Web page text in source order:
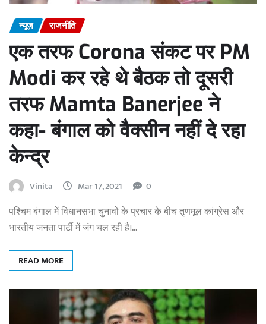
न्यूज़ राजनीति
एक तरफ Corona संकट पर PM
Modi कर रहे थे बैठक तो दूसरी
तरफ Mamta Banerjee ने
कहा- बंगाल को वैक्सीन नहीं दे रहा
केन्द्र
Vinita Mar 17, 2021 0
पश्चिम बंगाल में विधानसभा चुनावों के प्रचार के बीच तृणमूल कांग्रेस और
भारतीय जनता पार्टी में जंग चल रही है।…
READ MORE